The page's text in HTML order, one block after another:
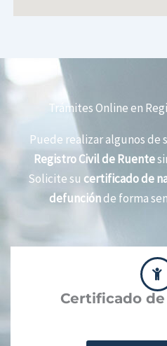
Trámites Online en
Puede realizar algunos de
Registro Civil de Ruente
Solicite su certificado de
defunciónde forma
Certificado